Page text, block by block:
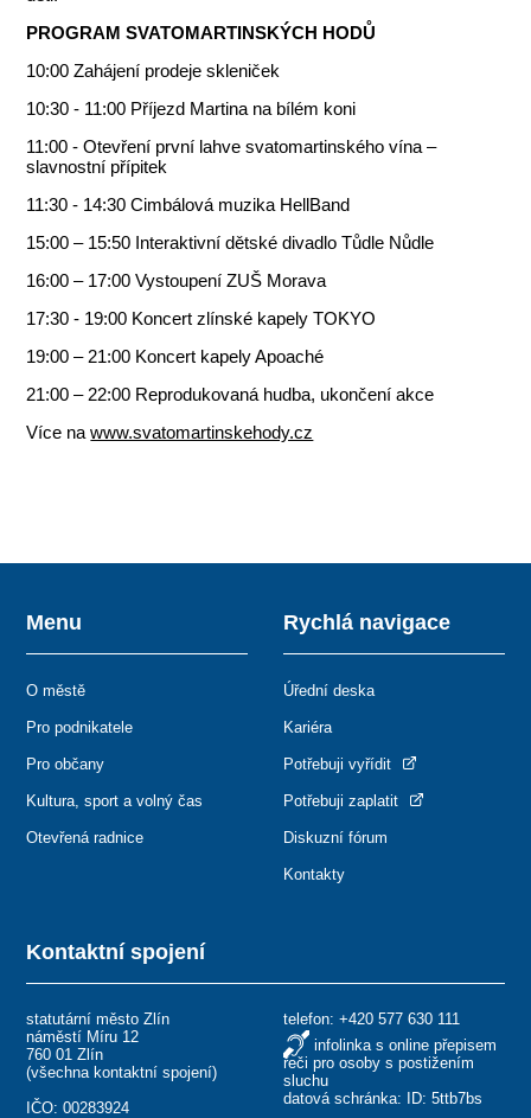
PROGRAM SVATOMARTINSKÝCH HODŮ
10:00 Zahájení prodeje skleniček
10:30 - 11:00 Příjezd Martina na bílém koni
11:00 - Otevření první lahve svatomartinského vína –
slavnostní přípitek
11:30 - 14:30 Cimbálová muzika HellBand
15:00 – 15:50 Interaktivní dětské divadlo Tůdle Nůdle
16:00 – 17:00 Vystoupení ZUŠ Morava
17:30 - 19:00 Koncert zlínské kapely TOKYO
19:00 – 21:00 Koncert kapely Apoaché
21:00 – 22:00 Reprodukovaná hudba, ukončení akce
Více nawww.svatomartinskehody.cz
Kontaktní spojení
statutární město Zlín
náměstí Míru 12
760 01 Zlín
(všechna kontaktní spojení)
IČO: 00283924
telefon: +420 577 630 111
infolinka s online přepisem
řeči pro osoby s postižením
sluchu
datová schránka: ID: 5ttb7bs
Menu
O městě
Pro podnikatele
Pro občany
Kultura, sport a volný čas
Otevřená radnice
Rychlá navigace
Úřední deska
Kariéra
Potřebuji vyřídit
Potřebuji zaplatit
Diskuzní fórum
Kontakty